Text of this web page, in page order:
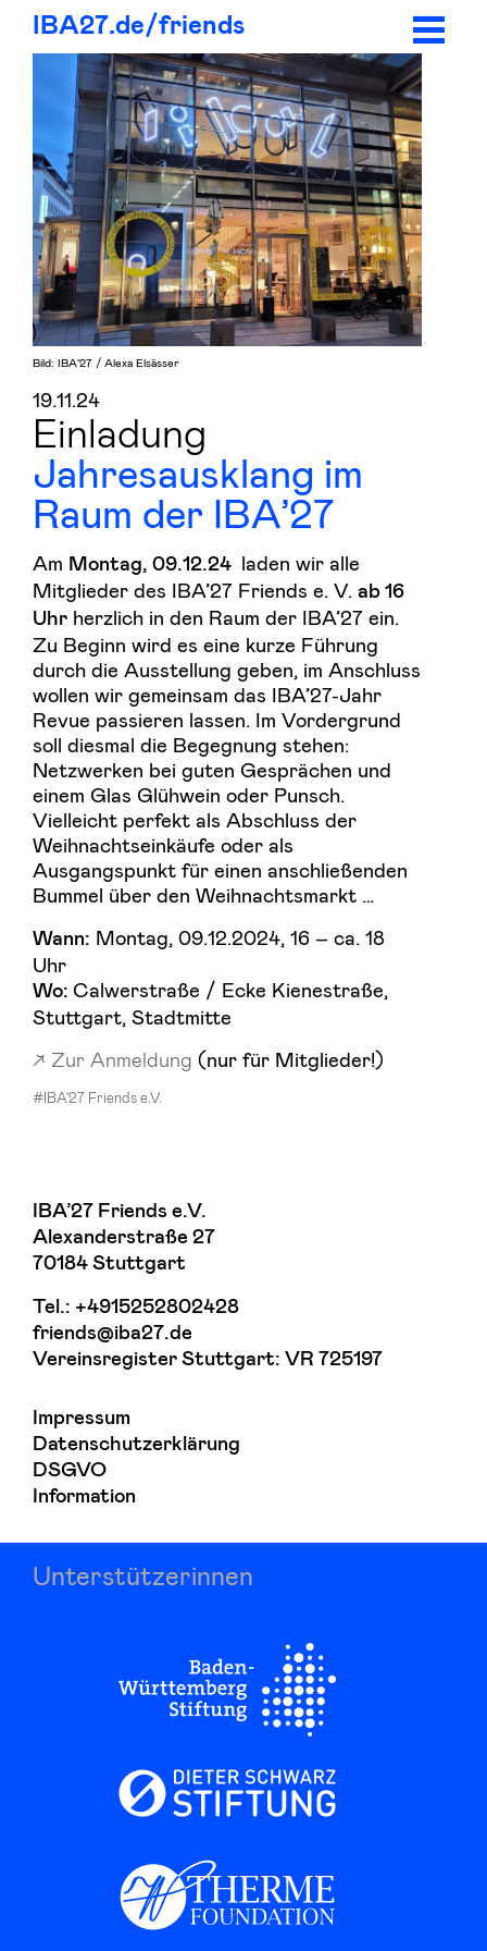
IBA27.de/friends
19.11.24
Einladung
Jahresausklang im
Raum der IBA’27
Am Montag, 09.12.24 laden wir alle
Mitglieder des IBA’27 Friends e. V. ab 16
Uhr herzlich in den Raum der IBA’27 ein.
Zu Beginn wird es eine kurze Führung
durch die Ausstellung geben, im Anschluss
wollen wir gemeinsam das IBA’27-Jahr
Revue passieren lassen. Im Vordergrund
soll diesmal die Begegnung stehen:
Netzwerken bei guten Gesprächen und
einem Glas Glühwein oder Punsch.
Vielleicht perfekt als Abschluss der
Weihnachtseinkäufe oder als
Ausgangspunkt für einen anschließenden
Bummel über den Weihnachtsmarkt …
Wann: Montag, 09.12.2024, 16 – ca. 18
Uhr
Wo: Calwerstraße / Ecke Kienestraße,
Stuttgart, Stadtmitte
Zur Anmeldung (nur für Mitglieder!)
#IBA'27 Friends e.V.
Bild: IBA’27 / Alexa Elsässer
IBA’27 Friends e.V.
Alexanderstraße 27
70184 Stuttgart
Tel.: +4915252802428
friends@iba27.de
Vereinsregister Stuttgart: VR 725197
Impressum
Datenschutzerklärung
DSGVO
Information
Unterstützerinnen